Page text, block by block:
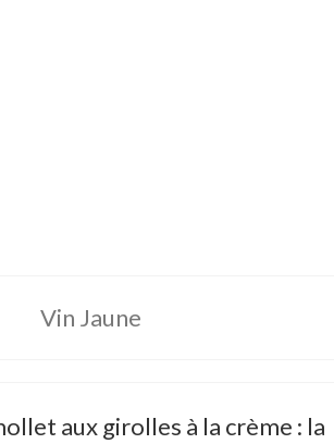
Vin Jaune
aux girolles à la crème : la